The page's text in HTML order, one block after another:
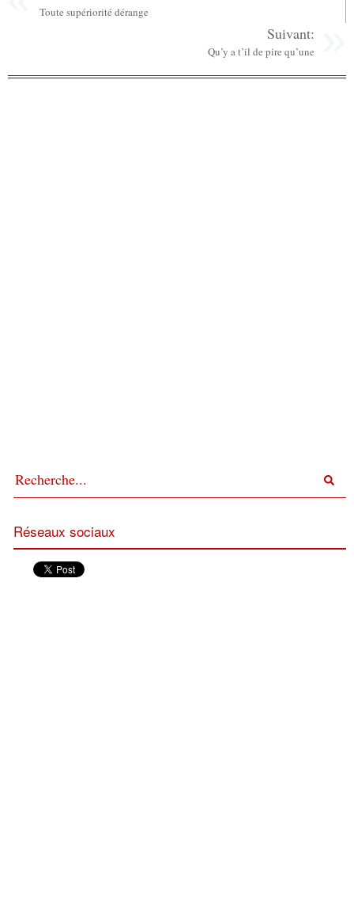
Toute supériorité dérange
Suivant:
Qu’y a t’il de pire qu’une
Réseaux sociaux